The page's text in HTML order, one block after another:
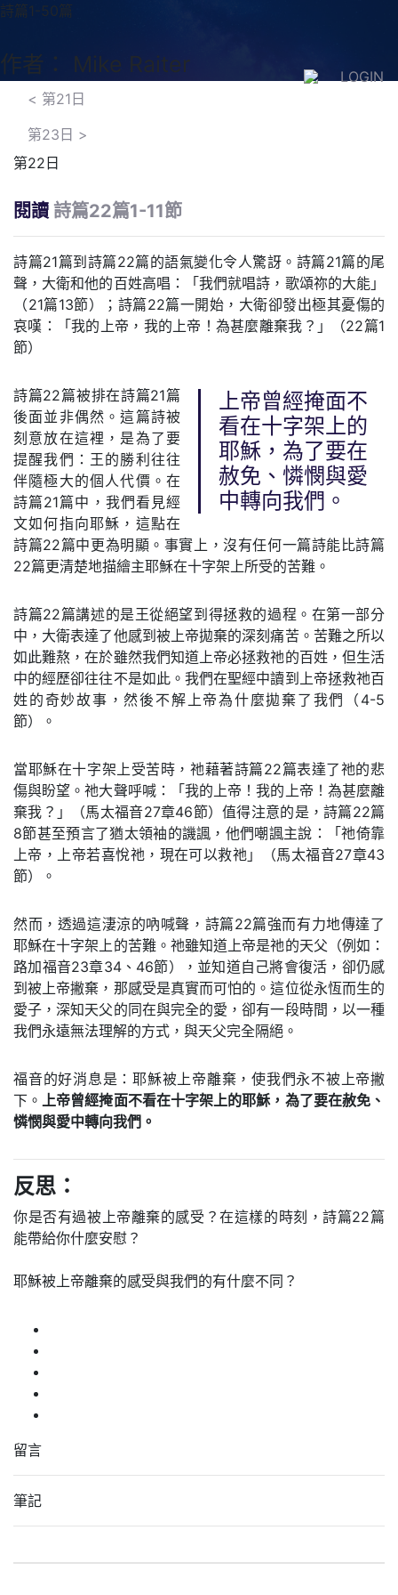
LOGIN
詩篇1-50篇
作者： Mike Raiter
< 第21日
第23日 >
第22日
閱讀 詩篇22篇1-11節
詩篇21篇到詩篇22篇的語氣變化令人驚訝。詩篇21篇的尾
聲，大衛和他的百姓高唱：「我們就唱詩，歌頌祢的大能」
（21篇13節）；詩篇22篇一開始，大衛卻發出極其憂傷的
哀嘆：「我的上帝，我的上帝！為甚麼離棄我？」（22篇1
節）
上帝曾經掩面不
看在十字架上的
耶穌，為了要在
赦免、憐憫與愛
中轉向我們。
詩篇22篇被排在詩篇21篇
後面並非偶然。這篇詩被
刻意放在這裡，是為了要
提醒我們：王的勝利往往
伴隨極大的個人代價。在
詩篇21篇中，我們看見經
文如何指向耶穌，這點在
詩篇22篇中更為明顯。事實上，沒有任何一篇詩能比詩篇
22篇更清楚地描繪主耶穌在十字架上所受的苦難。
詩篇22篇講述的是王從絕望到得拯救的過程。在第一部分
中，大衛表達了他感到被上帝拋棄的深刻痛苦。苦難之所以
如此難熬，在於雖然我們知道上帝必拯救祂的百姓，但生活
中的經歷卻往往不是如此。我們在聖經中讀到上帝拯救祂百
姓的奇妙故事，然後不解上帝為什麼拋棄了我們（4-5
節）。
當耶穌在十字架上受苦時，祂藉著詩篇22篇表達了祂的悲
傷與盼望。祂大聲呼喊：「我的上帝！我的上帝！為甚麼離
棄我？」（馬太福音27章46節）值得注意的是，詩篇22篇
8節甚至預言了猶太領袖的譏諷，他們嘲諷主說：「祂倚靠
上帝，上帝若喜悅祂，現在可以救祂」（馬太福音27章43
節）。
然而，透過這淒涼的吶喊聲，詩篇22篇強而有力地傳達了
耶穌在十字架上的苦難。祂雖知道上帝是祂的天父（例如：
路加福音23章34、46節），並知道自己將會復活，卻仍感
到被上帝撇棄，那感受是真實而可怕的。這位從永恆而生的
愛子，深知天父的同在與完全的愛，卻有一段時間，以一種
我們永遠無法理解的方式，與天父完全隔絕。
福音的好消息是：耶穌被上帝離棄，使我們永不被上帝撇
下。上帝曾經掩面不看在十字架上的耶穌，為了要在赦免、
憐憫與愛中轉向我們。
反思：
你是否有過被上帝離棄的感受？在這樣的時刻，詩篇22篇
能帶給你什麼安慰？
耶穌被上帝離棄的感受與我們的有什麼不同？
留言
筆記